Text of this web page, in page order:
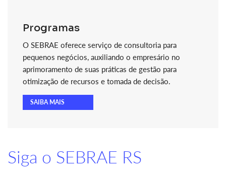
Programas
O SEBRAE oferece serviço de consultoria para
pequenos negócios, auxiliando o empresário no
aprimoramento de suas práticas de gestão para
otimização de recursos e tomada de decisão.
SAIBA MAIS
Siga o SEBRAE RS